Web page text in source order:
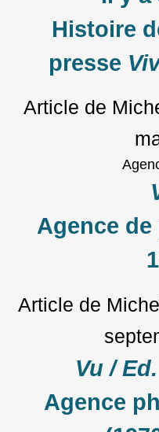
Histoire
presse
Article de
Agence de
Article de
Vu /
Agence